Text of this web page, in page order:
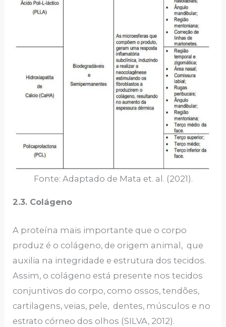
Fonte: Adaptado de Mata et. al. (2021).
2.3. Colágeno
A proteína mais importante que o corpo
produz é o colágeno, de origem animal, que
auxilia na integridade e estrutura dos tecidos.
Assim, o colágeno está presente nos tecidos
conjuntivos do corpo, como ossos, tendões,
cartilagens, veias, pele, dentes, músculos e no
estrato córneo dos olhos (SILVA, 2012).